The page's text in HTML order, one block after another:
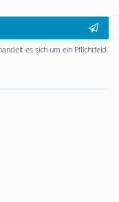
es sich um ein Pflichtfeld.